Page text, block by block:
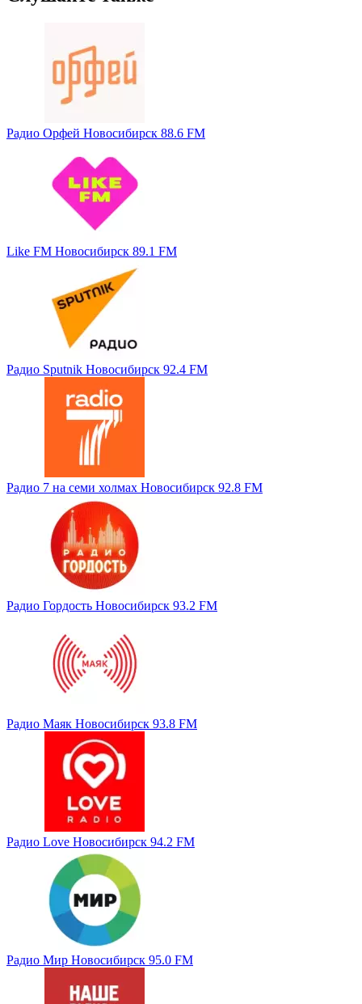
Радио Орфей Новосибирск 88.6 FM
Like FM Новосибирск 89.1 FM
Радио Sputnik Новосибирск 92.4 FM
Радио 7 на семи холмах Новосибирск 92.8 FM
Радио Гордость Новосибирск 93.2 FM
Радио Маяк Новосибирск 93.8 FM
Радио Love Новосибирск 94.2 FM
Радио Мир Новосибирск 95.0 FM